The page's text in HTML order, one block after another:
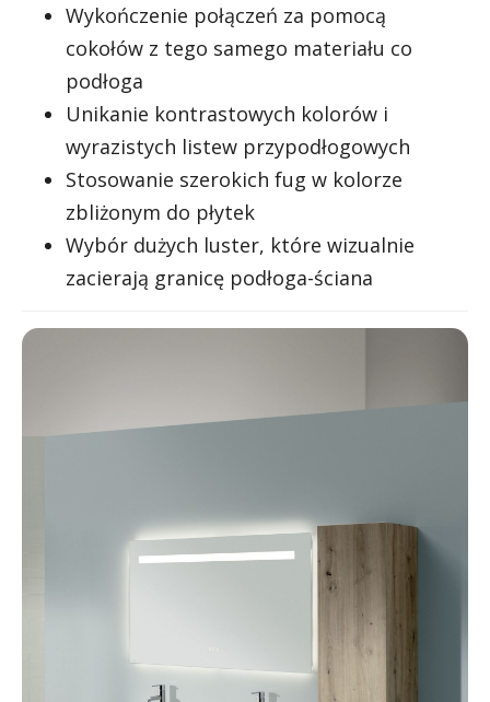
Wykończenie połączeń za pomocą
cokołów z tego samego materiału co
podłoga
Unikanie kontrastowych kolorów i
wyrazistych listew przypodłogowych
Stosowanie szerokich fug w kolorze
zbliżonym do płytek
Wybór dużych luster, które wizualnie
zacierają granicę podłoga-ściana